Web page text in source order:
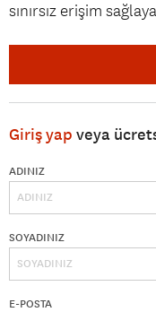
sınırsız erişim
Giriş yap veya
ADINIZ
SOYADINIZ
E-POSTA